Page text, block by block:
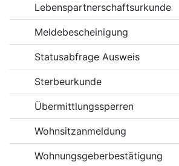
Lebenspartnerschaftsurkunde
Meldebescheinigung
Statusabfrage Ausweis
Sterbeurkunde
Übermittlungssperren
Wohnsitzanmeldung
Wohnungsgeberbestätigung